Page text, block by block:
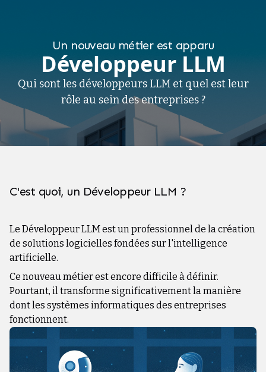
Un nouveau métier est apparu
Développeur LLM
Qui sont les développeurs LLM et quel est leur
rôle au sein des entreprises ?
C'est quoi, un Développeur LLM ?
Le Développeur LLM est un professionnel de la création
de solutions logicielles fondées sur l'intelligence
artificielle.
Ce nouveau métier est encore difficile à définir.
Pourtant, il transforme significativement la manière
dont les systèmes informatiques des entreprises
fonctionnent.